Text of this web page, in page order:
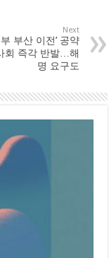
Next
부산 이전’ 공약
회 즉각 반발…해
명 요구도